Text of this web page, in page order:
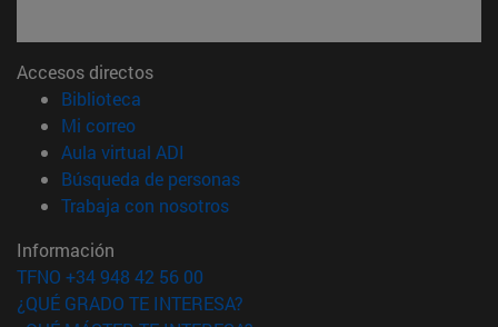
Accesos directos
Biblioteca
Mi correo(abre en nueva ventana)
Aula virtual ADI
Búsqueda de personas(abre en nueva ventana)
Trabaja con nosotros(abre en nueva ventana)
Información
TFNO +34 948 42 56 00
¿QUÉ GRADO TE INTERESA?